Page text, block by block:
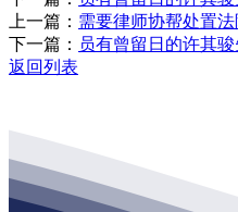
上一篇： 需要律师协帮处置
下一篇： 员有曾留日的许其骏
返回列表